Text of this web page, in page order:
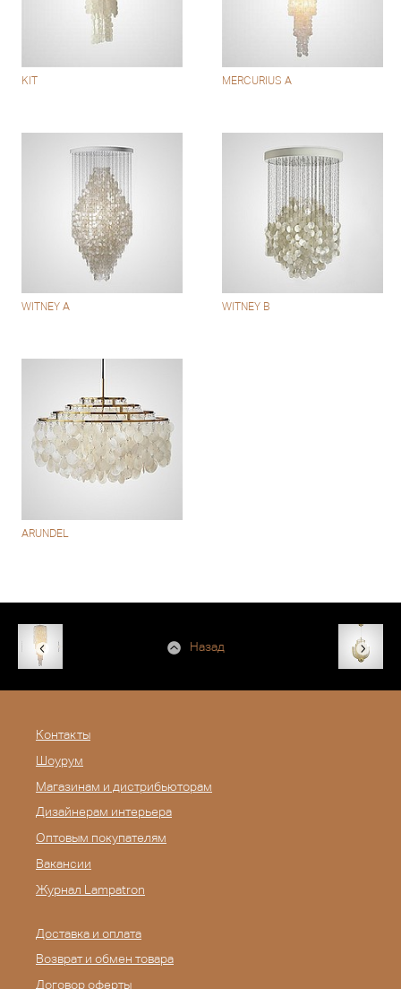
KIT MERCURIUS A
WITNEY A WITNEY B
ARUNDEL
Назад
Контакты
Шоурум
Магазинам и дистрибьюторам
Дизайнерам интерьера
Оптовым покупателям
Вакансии
Журнал Lampatron
Доставка и оплата
Возврат и обмен товара
Договор оферты